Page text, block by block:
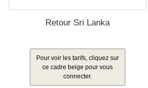
Retour Sri Lanka
Pour voir les tarifs, cliquez sur
ce cadre beige pour vous
connecter.